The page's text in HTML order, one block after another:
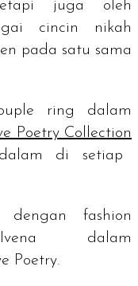
juga oleh
cincin nikah
pada satu sama
ring dalam
Poetry Collection
di setiap
dengan fashion
dalam
Poetry.